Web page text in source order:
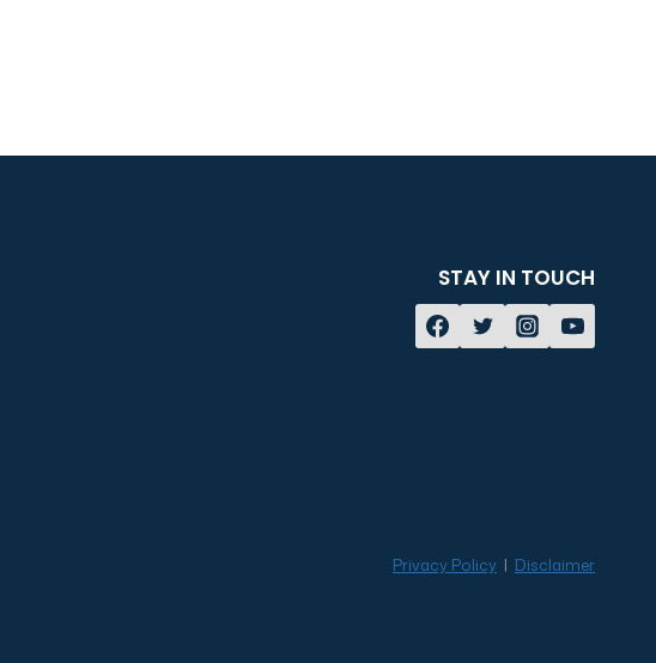
STAY IN TOUCH
Privacy Policy | Disclaimer